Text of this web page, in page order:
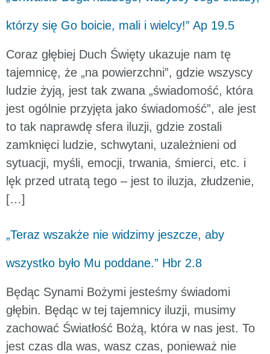
którzy się Go boicie, mali i wielcy!” Ap 19.5
Coraz głębiej Duch Święty ukazuje nam tę
tajemnicę, że „na powierzchni”, gdzie wszyscy
ludzie żyją, jest tak zwana „świadomość, która
jest ogólnie przyjęta jako świadomość”, ale jest
to tak naprawdę sfera iluzji, gdzie zostali
zamknięci ludzie, schwytani, uzależnieni od
sytuacji, myśli, emocji, trwania, śmierci, etc. i
lęk przed utratą tego – jest to iluzja, złudzenie,
[…]
„Teraz wszakże nie widzimy jeszcze, aby
wszystko było Mu poddane.” Hbr 2.8
Będąc Synami Bożymi jesteśmy świadomi
głębin. Będąc w tej tajemnicy iluzji, musimy
zachować Światłość Bożą, która w nas jest. To
jest czas dla was, wasz czas, ponieważ nie